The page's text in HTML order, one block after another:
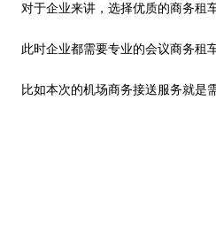
对于企业来讲，选择优质的商务租
此时企业都需要专业的会议商务租
比如本次的机场商务接送服务就是